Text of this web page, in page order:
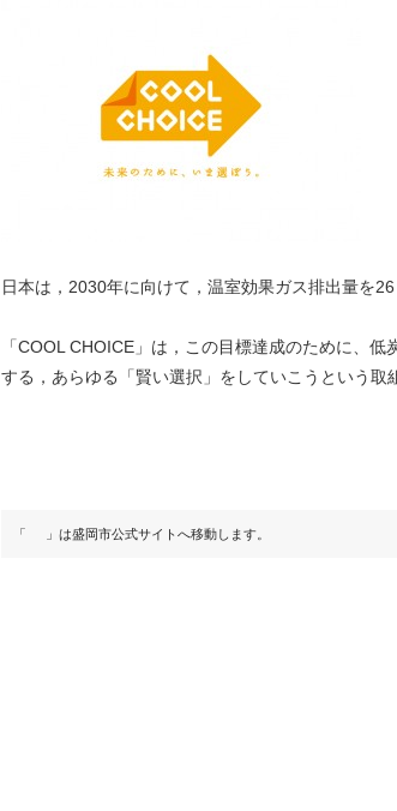
日本は，2030年に向けて，温室効果ガス排出量を
「COOL CHOICE」は，この目標達成のために、
する，あらゆる「賢い選択」をしていこうという取
「 」は盛岡市公式サイトへ移動します。